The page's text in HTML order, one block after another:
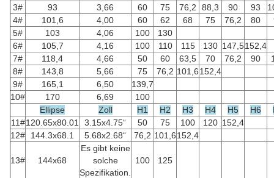
3#
93 3,66 60 75 76,2 88,3 90 93
4#
101,6 4,00 60 62 68 75 76,2 80
5#
103 4,06 100
130
6#
105,7 4,16 100 110 115 130 147,5152,4
7#
118,4 4,66 50 60 63,5 70 76,2 90
8#
143,8 5,66 75 76,2 101,6152,4
9#
165,1 6,50
139,7
10#
170 6,69
100
Ellipse
Zoll H1 H2 H3 H4 H5 H6
11#120.65x80.01 3.15x4.75“ 50 75 100 120 152,4
12#
144.3x68.1 5.68x2.68“ 76,2 101,6152,4
13# 144x68
Es gibt keine
solche
Spezifikation.
100 125